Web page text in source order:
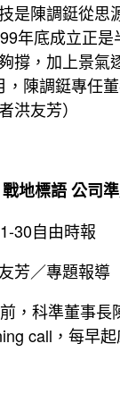
是陳調鋌從思
年底成立正
撐，加上景氣
，陳調鋌專任
洪友芳）
地標語 公司
30自由時報
芳／專題報導
，科準董事長
call，每早